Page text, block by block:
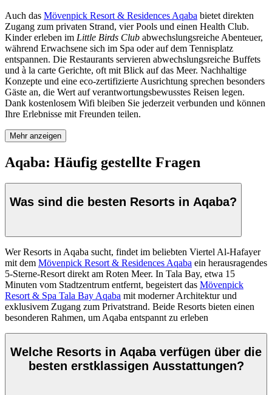
Auch das Mövenpick Resort & Residences Aqaba bietet direkten
Zugang zum privaten Strand, vier Pools und einen Health Club.
Kinder erleben im Little Birds Club abwechslungsreiche Abenteuer,
während Erwachsene sich im Spa oder auf dem Tennisplatz
entspannen. Die Restaurants servieren abwechslungsreiche Buffets
und à la carte Gerichte, oft mit Blick auf das Meer. Nachhaltige
Konzepte und eine eco-zertifizierte Ausrichtung sprechen besonders
Gäste an, die Wert auf verantwortungsbewusstes Reisen legen.
Dank kostenlosem Wifi bleiben Sie jederzeit verbunden und können
Ihre Erlebnisse mit Freunden teilen.
Mehr anzeigen
Aqaba: Häufig gestellte Fragen
Was sind die besten Resorts in Aqaba?
Wer Resorts in Aqaba sucht, findet im beliebten Viertel Al-Hafayer
mit dem Mövenpick Resort & Residences Aqaba ein herausragendes
5-Sterne-Resort direkt am Roten Meer. In Tala Bay, etwa 15
Minuten vom Stadtzentrum entfernt, begeistert das Mövenpick
Resort & Spa Tala Bay Aqaba mit moderner Architektur und
exklusivem Zugang zum Privatstrand. Beide Resorts bieten einen
besonderen Rahmen, um Aqaba entspannt zu erleben
Welche Resorts in Aqaba verfügen über die
besten erstklassigen Ausstattungen?